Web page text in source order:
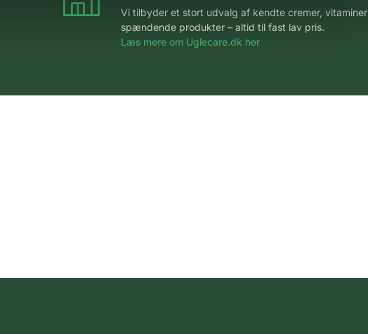
Vi tilbyder et stort udvalg af kendte cremer,
spændende produkter – altid til fast lav pris.
Læs mere om Uglecare.dk her